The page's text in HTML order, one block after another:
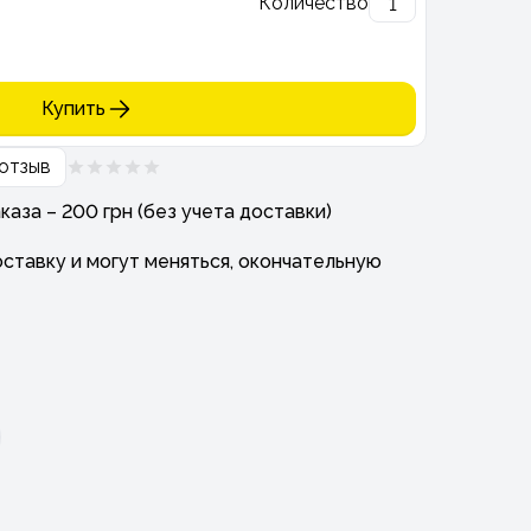
Купить
– 200 грн (без учета доставки)
и могут меняться, окончательную